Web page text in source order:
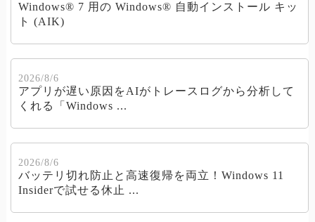
Windows® 7 用の Windows® 自動インストール キッ
ト (AIK)
2026/8/6
アプリが遅い原因をAIがトレースログから分析して
くれる「Windows ...
2026/8/6
バッテリ切れ防止と高速復帰を両立！Windows 11
Insiderで試せる休止 ...